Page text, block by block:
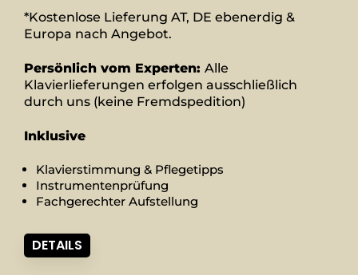
*Kostenlose Lieferung AT, DE ebenerdig &
Europa nach Angebot.
Persönlich vom Experten: Alle
Klavierlieferungen erfolgen ausschließlich
durch uns (keine Fremdspedition)
Inklusive
Klavierstimmung & Pflegetipps
Instrumentenprüfung
Fachgerechter Aufstellung
DETAILS